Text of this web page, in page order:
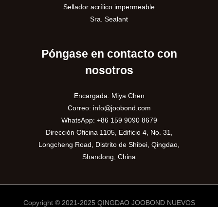
Sellador acrílico impermeable
Sra. Sealant
Póngase en contacto con
nosotros
Encargada: Miya Chen
Correo: info@joobond.com
WhatsApp: +86 159 9090 8679
Dirección Oficina 1105, Edificio 4, No. 31,
Longcheng Road, Distrito de Shibei, Qingdao,
Shandong, China
Copyright © 2021-2025 QINGDAO JOOBOND NUEVOS